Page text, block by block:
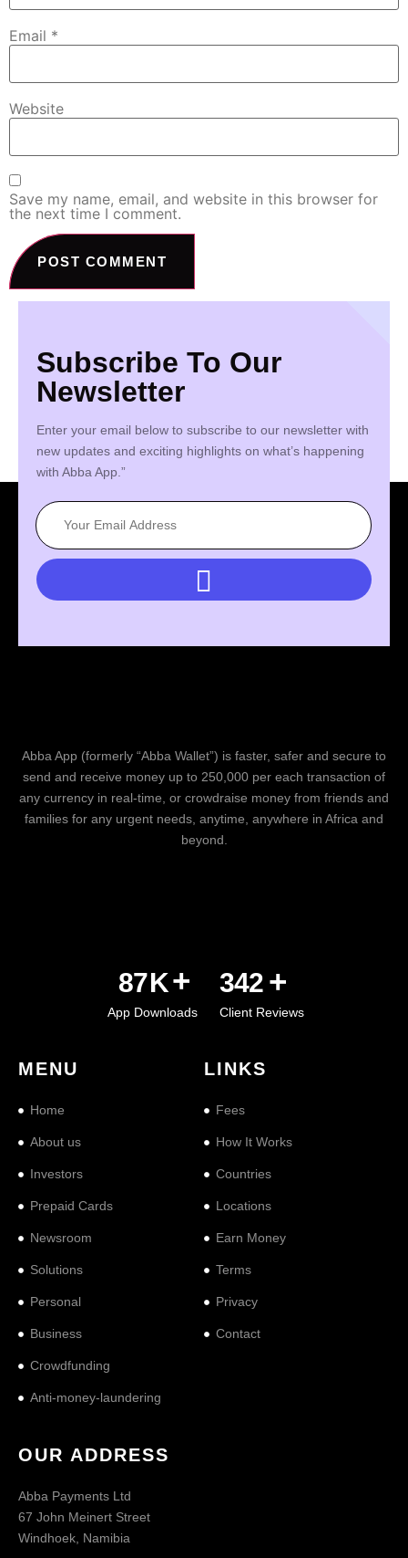
Email *
Website
Save my name, email, and website in this browser for
the next time I comment.
Subscribe To Our
Newsletter
Enter your email below to subscribe to our newsletter with
new updates and exciting highlights on what’s happening
with Abba App.”
Abba App (formerly “Abba Wallet”) is faster, safer and secure to
send and receive money up to 250,000 per each transaction of
any currency in real-time, or crowdraise money from friends and
families for any urgent needs, anytime, anywhere in Africa and
beyond.
107K+
App Downloads
425 +
Client Reviews
MENU
Home
About us
Investors
Prepaid Cards
Newsroom
Solutions
Personal
Business
Crowdfunding
Anti-money-laundering
LINKS
Fees
How It Works
Countries
Locations
Earn Money
Terms
Privacy
Contact
OUR ADDRESS
Abba Payments Ltd
67 John Meinert Street
Windhoek, Namibia